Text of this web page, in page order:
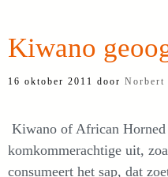
Kiwano
16 oktober 2011 door Norbert
Kiwano of African Horned
komkommerachtige uit,
consumeert het sap, dat